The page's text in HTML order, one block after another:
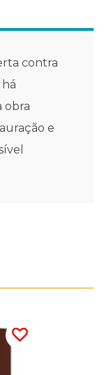
contra
obra
e